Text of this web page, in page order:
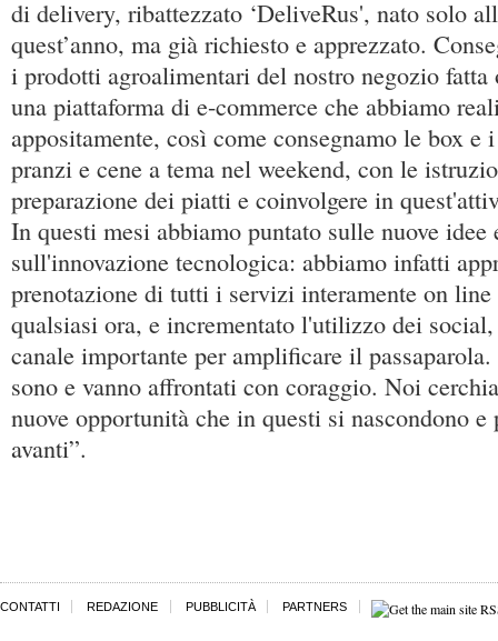
di delivery, ribattezzato ‘DeliveRus', nato solo
quest’anno, ma già richiesto e apprezzato.
i prodotti agroalimentari del nostro negozio fatta
una piattaforma di e-commerce che abbiamo
appositamente, così come consegnamo le box e
pranzi e cene a tema nel weekend, con le
preparazione dei piatti e coinvolgere in
In questi mesi abbiamo puntato sulle nuove idee
sull'innovazione tecnologica: abbiamo infatti
prenotazione di tutti i servizi interamente on
qualsiasi ora, e incrementato l'utilizzo dei
canale importante per amplificare il
sono e vanno affrontati con coraggio. Noi
nuove opportunità che in questi si nascondono e
avanti”.
CONTATTI REDAZIONE PUBBLICITÀ PARTNERS